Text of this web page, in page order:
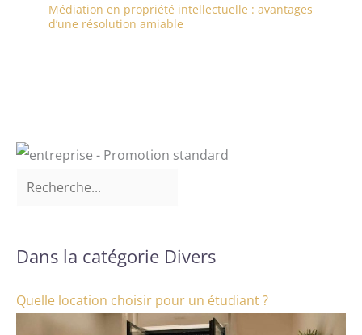
Médiation en propriété intellectuelle : avantages
d’une résolution amiable
Dans la catégorie Divers
Quelle location choisir pour un étudiant ?